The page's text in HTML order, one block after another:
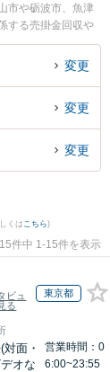
市や砺波市、魚津
する売掛金回収や
検索もでき便利で
恭介弁護士、菊法
えのトラブル解決
強制執行・差し押
などでお困りの相
変更
変更
変更
くは こちら)
15件中 1-15件を表示
ビュ
る
東京都
面・
オな
営業時間：0
6:00~23:55